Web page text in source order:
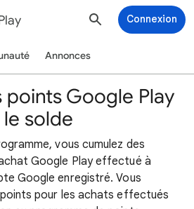
Connexion
Annonces
Google Play
solde
vous cumulez des
Google Play effectué à
Google enregistré. Vous
pour les achats effectués